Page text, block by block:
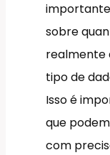
sobre
realmente
tipo de
Isso é
que
com